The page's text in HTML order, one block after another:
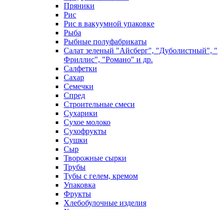
Пряники
Рис
Рис в вакуумной упаковке
Рыба
Рыбные полуфабрикаты
Салат зеленый "Айсберг", "Дуболистный", "
Фриллис", "Романо" и др.
Салфетки
Сахар
Семечки
Спред
Строительные смеси
Сухарики
Сухое молоко
Сухофрукты
Сушки
Сыр
Творожные сырки
Трубы
Тубы с гелем, кремом
Упаковка
Фрукты
Хлебобулочные изделия